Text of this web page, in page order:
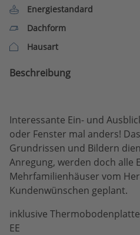
Energiestandard
Dachform
Hausart
Beschreibung
Interessante Ein- und
oder Fenster mal anders!
Grundrissen und Bildern
Anregung, werden doch alle
Mehrfamilienhäuser vom
Kundenwünschen geplant.
inklusive
EE